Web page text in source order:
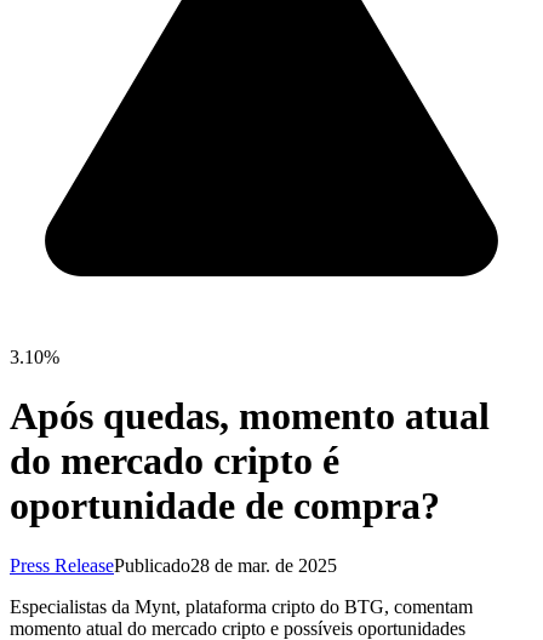
3.10%
Após quedas, momento atual
do mercado cripto é
oportunidade de compra?
Press ReleasePublicado28 de mar. de 2025
Especialistas da Mynt, plataforma cripto do BTG, comentam
momento atual do mercado cripto e possíveis oportunidades